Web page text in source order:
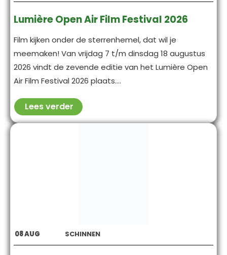
Lumière Open Air Film Festival 2026
Film kijken onder de sterrenhemel, dat wil je
meemaken! Van vrijdag 7 t/m dinsdag 18 augustus
2026 vindt de zevende editie van het Lumière Open
Air Film Festival 2026 plaats....
Lees verder
08AUG SCHINNEN